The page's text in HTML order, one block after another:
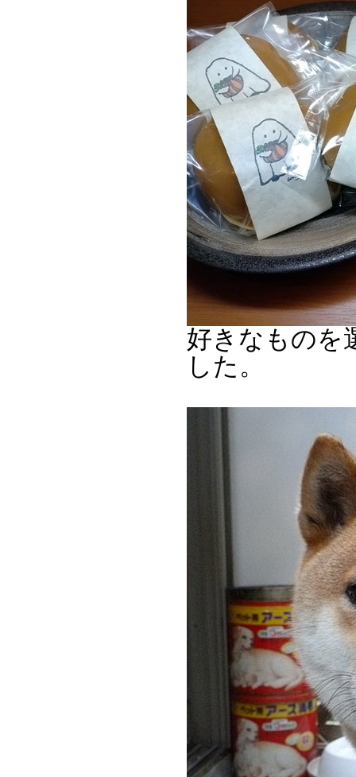
好きなものを
した。